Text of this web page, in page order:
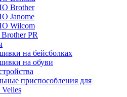
Brother
Janome
Wilcom
PR
на бейсболках
на обуви
приспособления для